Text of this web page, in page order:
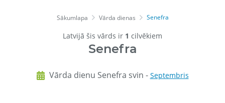
Sākumlapa Vārda dienas Senefra
Latvijā šis vārds ir 1 cilvēkiem
Senefra
Vārda dienu Senefra svin - Septembris